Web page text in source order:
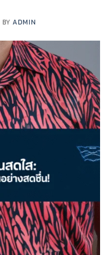
BYADMIN